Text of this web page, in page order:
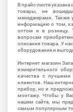
В прайс-листе
товары, не
менеджерами. Также
информацию о том,
оптом и в розницу.
вопросам
описания товара. У
оборудование и
Интернет магазин
измерительного
качества с
клиентов. Наш
прибор, но и
монтажу. Чтобы у
нашем сайте, мы
самым популярным